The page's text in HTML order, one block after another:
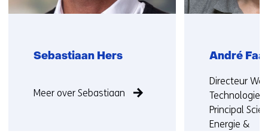
Sebastiaan Hers
niet
Meer over Sebastiaan
André
Functie:
Directeur
Technologie
Principal
Energie &